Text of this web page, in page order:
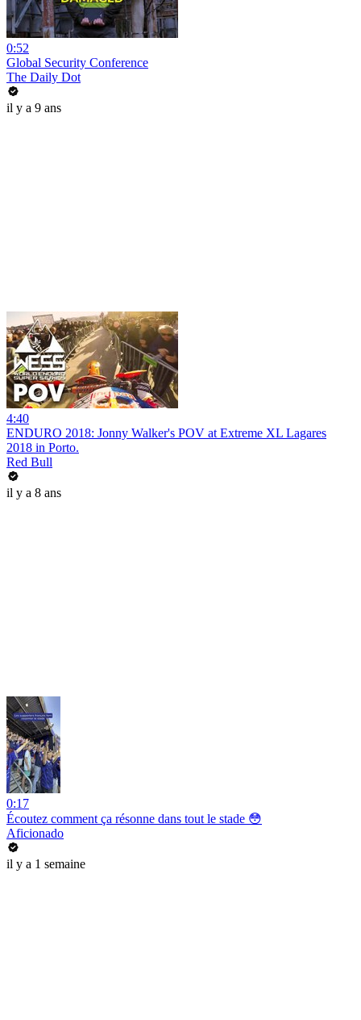
0:52
Global Security Conference
The Daily Dot
il y a 9 ans
4:40
ENDURO 2018: Jonny Walker's POV at Extreme XL Lagares
2018 in Porto.
Red Bull
il y a 8 ans
0:17
Écoutez comment ça résonne dans tout le stade 😳
Aficionado
il y a 1 semaine